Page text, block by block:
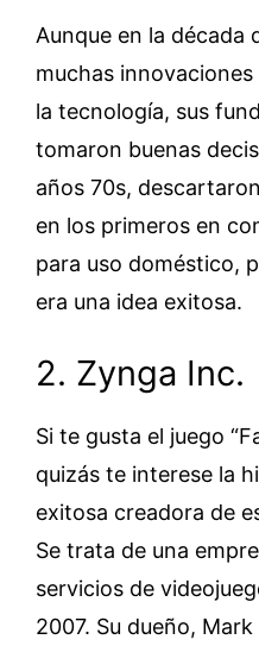
Aunque en la década
muchas
la tecnología, sus
tomaron buenas
años 70s,
en los primeros en
para uso doméstico,
era una idea exitosa.
2. Zynga Inc.
Si te gusta el juego
quizás te interese la
exitosa creadora de
Se trata de una
servicios de
2007. Su dueño,